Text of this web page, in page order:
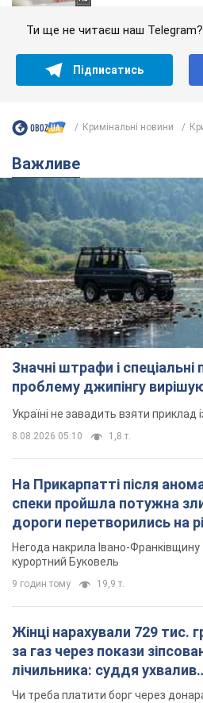
Ти ще не читаєш наш
Підписатись
Кримінальні новини
Важливе
Значні штрафи і спеціальні
проблему джипінгу
Україні не завадить взяти приклад
8.08.2026 05:10 1,8 т.
На Прикарпатті після
спеки пройшла потужна
дороги перетворились на
Відео
Негода накрила Івано-Франківщину
курортний Буковель
9 годин тому 19,9 т.
Жінці нарахували 729 тис.
за газ через покази
лічильника: суддя ухвалив
неочікуване рішення
Чи треба платити борг через